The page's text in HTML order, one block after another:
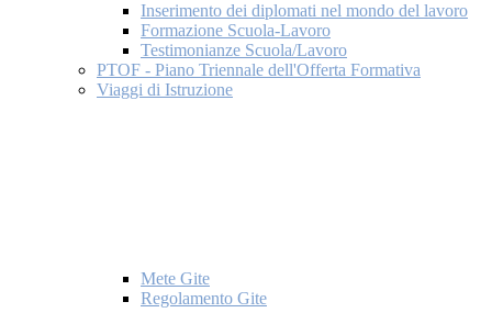
Inserimento dei diplomati nel mondo del lavoro
Formazione Scuola-Lavoro
Testimonianze Scuola/Lavoro
PTOF - Piano Triennale dell'Offerta Formativa
Viaggi di Istruzione
Mete Gite
Regolamento Gite